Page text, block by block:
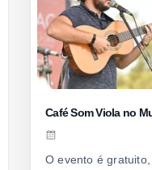
Café Som Viola no
O evento é